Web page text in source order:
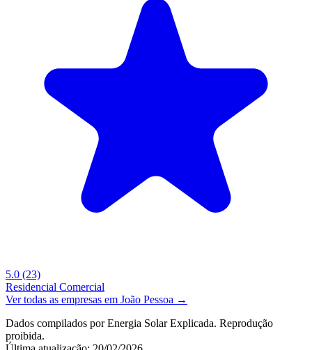
5.0 (23)
Residencial Comercial
Ver todas as empresas em João Pessoa →
Dados compilados por Energia Solar Explicada. Reprodução
proibida.